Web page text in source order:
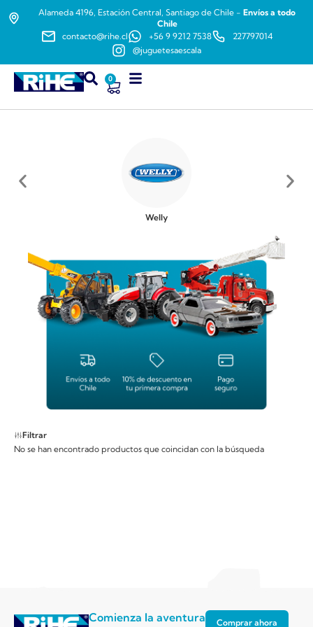
Alameda 4196, Estación Central, Santiago de Chile - Envíos a todo
Chile
contacto@rihe.cl
+56 9 9212 7538
227797014
@juguetesaescala
0
Welly
Filtrar
No se han encontrado productos que coincidan con la búsqueda
Comienza la aventura Comprar ahora